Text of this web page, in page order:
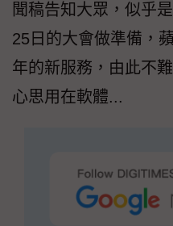
聞稿告知大眾，似乎
25日的大會做準備，
年的新服務，由此不
心思用在軟體...